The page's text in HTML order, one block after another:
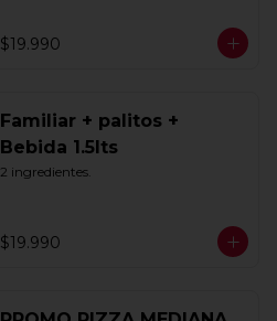
$19.990
Familiar + palitos +
Bebida 1.5lts
2 ingredientes.
$19.990